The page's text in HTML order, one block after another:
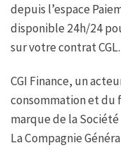
depuis l’espace
disponible 24h/24
sur votre contrat CGL.
CGI Finance, un
consommation et du
marque de la Société
La Compagnie